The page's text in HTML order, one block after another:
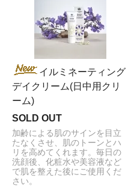
イルミネーティング
デイクリーム(日中用クリ
ーム)
SOLD OUT
加齢による肌のサインを目立
たなくさせ、肌のトーンとハ
リを高めてくれます。毎日の
洗顔後、化粧水や美容液など
で肌を整えた後にご使用くだ
さい。